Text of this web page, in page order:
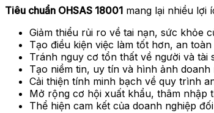
Tiêu chuẩn OHSAS 18001 mang lại nhiều lợi
Giảm thiểu rủi ro về tai nạn, sức khỏe
Tạo điều kiện việc làm tốt hơn, an
Tránh nguy cơ tổn thất về người và tài
Tạo niềm tin, uy tín và hình ảnh
Cải thiện tính minh bạch về quy trình
Mở rộng cơ hội xuất khẩu, thâm nhập
Thể hiện cam kết của doanh nghiệp